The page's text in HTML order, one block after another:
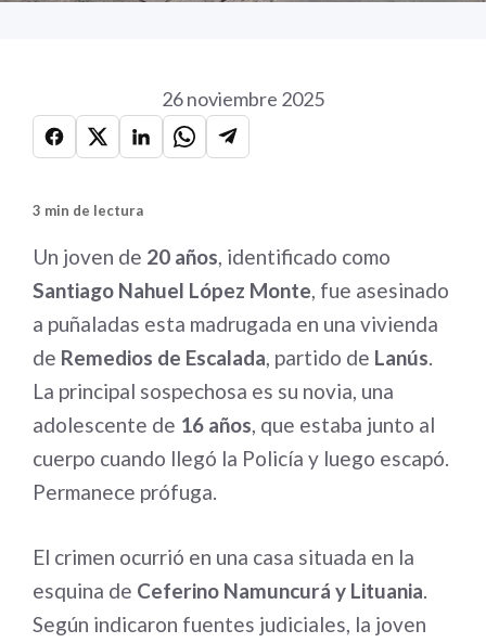
26 noviembre 2025
3 min de lectura
Un joven de 20 años, identificado como
Santiago Nahuel López Monte, fue asesinado
a puñaladas esta madrugada en una vivienda
de Remedios de Escalada, partido de Lanús.
La principal sospechosa es su novia, una
adolescente de 16 años, que estaba junto al
cuerpo cuando llegó la Policía y luego escapó.
Permanece prófuga.
El crimen ocurrió en una casa situada en la
esquina de Ceferino Namuncurá y Lituania
Según indicaron fuentes judiciales, la joven